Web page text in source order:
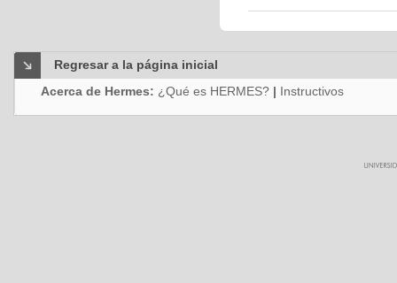
Regresar a la página inicial
Acerca de Hermes: ¿Qué es HERMES? | Instructivos